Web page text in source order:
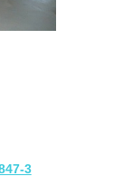
3